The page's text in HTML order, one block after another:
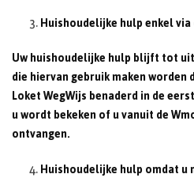
Huishoudelijke hulp enkel
Uw huishoudelijke hulp blijft tot
die hiervan gebruik maken worden
Loket WegWijs benaderd in de
u wordt bekeken of u vanuit de
ontvangen.
Huishoudelijke hulp omdat